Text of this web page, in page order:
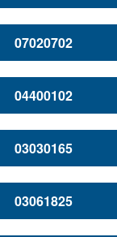
07020702
04400102
03030165
03061825